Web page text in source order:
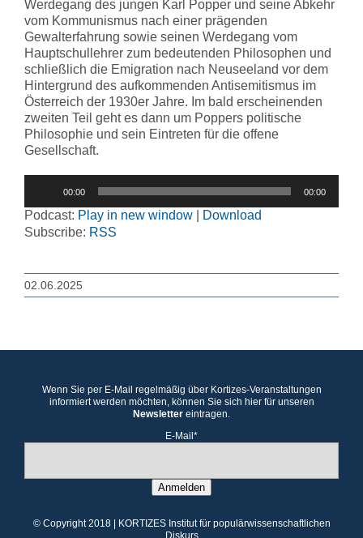
Werdegang des jungen Karl Popper und seine Abkehr
vom Kommunismus nach einer prägenden
Gewalterfahrung sowie seinen Werdegang vom
Hauptschullehrer zum bedeutenden Philosophen und
schließlich die Emigration nach Neuseeland vor dem
Hintergrund des aufkommenden Antisemitismus im
Österreich der 1930er Jahre. Im bald erscheinenden
zweiten Teil geht es dann um Poppers politische
Philosophie und sein Eintreten für die offene
Gesellschaft.
00:00 00:00
Podcast: Play in new window
Download
Subscribe: RSS
02.06.2025
Wenn Sie per E-Mail regelmäßig über Kortizes-Veranstaltungen
informiert werden möchten, können Sie sich hier für unseren
Newsletter eintragen.
E-Mail*
Anmelden
© Copyright 2018 | KORTIZES Institut für populärwissenschaftlichen
Diskurs